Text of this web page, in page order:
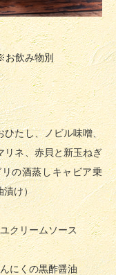
お飲み物別
ひたし、ノビル味噌、
リネ、赤貝と新玉ねぎ
の酒蒸しキャビア乗
漬け）
クリームソース
にくの黒酢醤油